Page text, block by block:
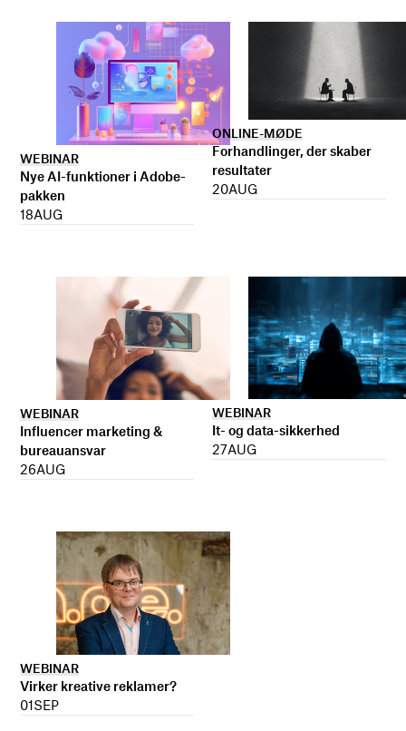
WEBINAR
Nye AI-funktioner i Adobe-
pakken
18AUG
ONLINE-MØDE
Forhandlinger, der skaber
resultater
20AUG
WEBINAR
Influencer marketing &
bureauansvar
26AUG
WEBINAR
It- og data-sikkerhed
27AUG
WEBINAR
Virker kreative reklamer?
01SEP